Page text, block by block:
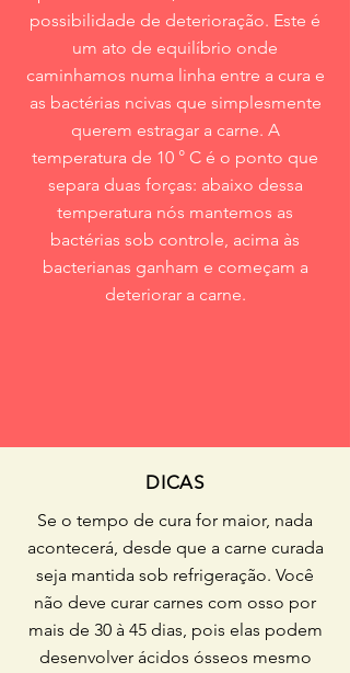
possibilidade de deterioração. Este é
um ato de equilíbrio onde
caminhamos numa linha entre a cura e
as bactérias ncivas que simplesmente
querem estragar a carne. A
temperatura de 10 ° C é o ponto que
separa duas forças: abaixo dessa
temperatura nós mantemos as
bactérias sob controle, acima às
bacterianas ganham e começam a
deteriorar a carne.
DICAS
Se o tempo de cura for maior, nada
acontecerá, desde que a carne curada
seja mantida sob refrigeração. Você
não deve curar carnes com osso por
mais de 30 à 45 dias, pois elas podem
desenvolver ácidos ósseos mesmo